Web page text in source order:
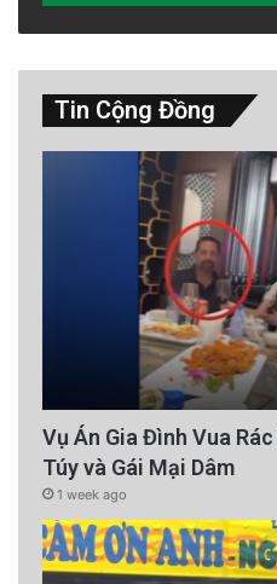
Tin Cộng Đồng
Vụ Án Gia Đình Vua
Túy và Gái Mại Dâm
1 week ago